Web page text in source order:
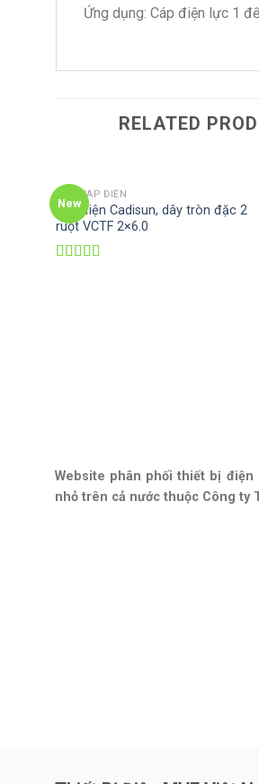
Ứng dụng: Cáp điện lực 1
RELATED
New
DÂY CÁP ĐIỆN
Dây điện Cadisun, dây tròn đặc 2
ruột VCTF 2×6.0
Website phân phối thiết bị
nhỏ trên cả nước thuộc Công ty